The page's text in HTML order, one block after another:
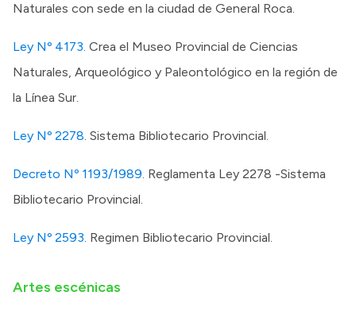
Naturales con sede en la ciudad de General Roca.
Ley Nº 4173. Crea el Museo Provincial de Ciencias
Naturales, Arqueológico y Paleontológico en la región de
la Línea Sur.
Ley Nº 2278. Sistema Bibliotecario Provincial.
Decreto Nº 1193/1989. Reglamenta Ley 2278 -Sistema
Bibliotecario Provincial.
Ley Nº 2593. Regimen Bibliotecario Provincial.
Artes escénicas